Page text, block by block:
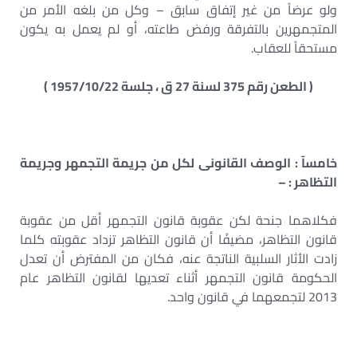
ولو عرضاً من غير إتفاق سابق – وكل من بلغه الأمر من
المتجمهرين بالتفرقة ورفض طاعته، أو لم يعمل به يكون
مستحقاً للعقاب.
( الطعن رقم 375 لسنة 27 ق ، جلسة 1957/10/22 )
خامسآ : الوصف القانونى لكل من جريمة التجمهر وجريمة
التظاهر : –
فكلاهما جنحة لكن عقوبة قانون التجمهر أقل من عقوبة
قانون التظاهر، مضيفًا أن قانون التظاهر تزداد عقوبته كلما
زادت الأثار السلبية الناتجة عنه، فكان من المفترض أن تعدل
الحكومة قانون التجمهر أثناء تعديها لقانون التظاهر عام
2013 لتجمعهما في قانون واحد.